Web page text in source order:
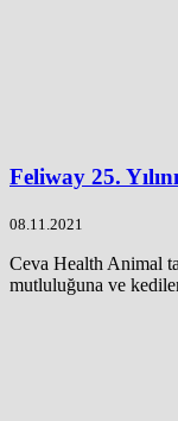
Feliway 25.
08.11.2021
Ceva Health Animal
mutluluğuna ve